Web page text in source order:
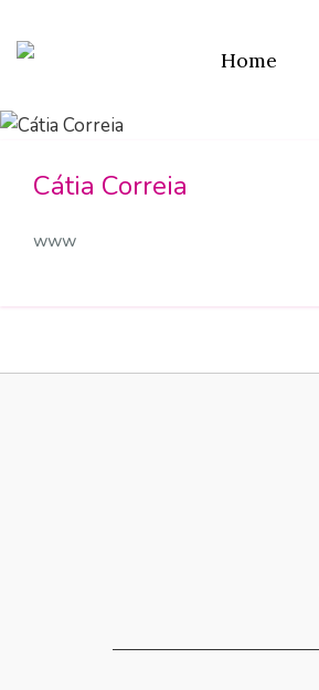
Home
Cátia Correia
www